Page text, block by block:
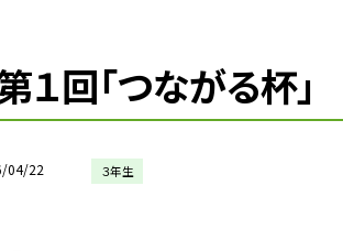
回「つながる杯」
04/22 ３年生